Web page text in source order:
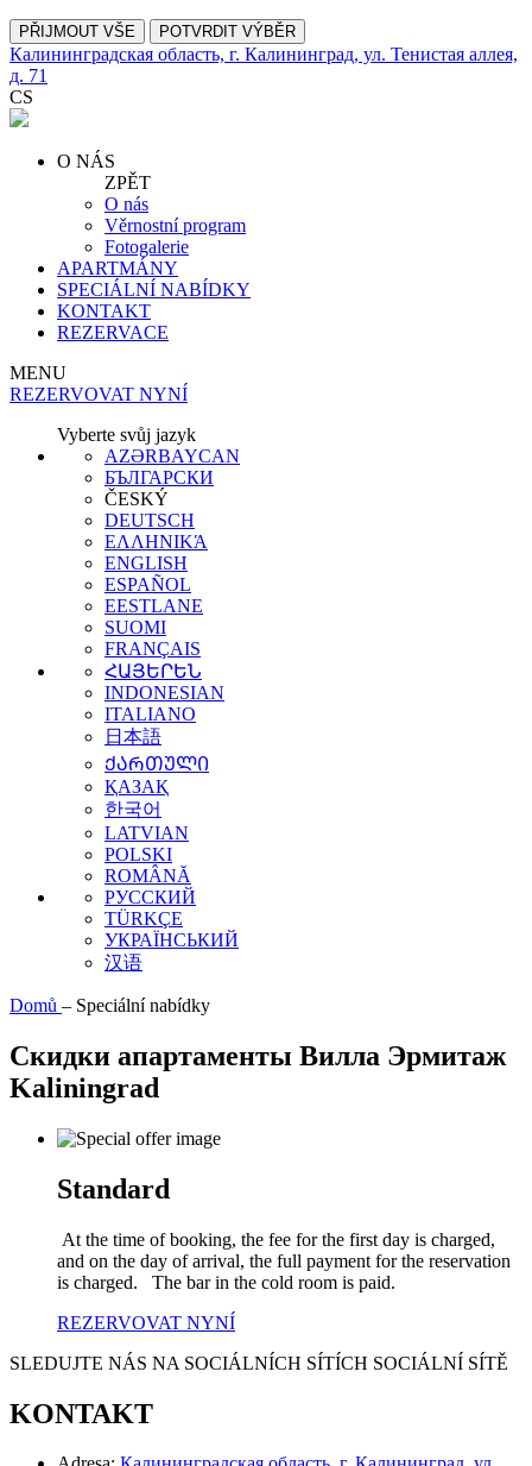
PŘIJMOUT VŠE POTVRDIT VÝBĚR
Калининградская область, г. Калининград, ул. Тенистая аллея,
д. 71
CS
O NÁS
ZPĚT
O nás
Věrnostní program
Fotogalerie
APARTMÁNY
SPECIÁLNÍ NABÍDKY
KONTAKT
REZERVACE
MENU
REZERVOVAT NYNÍ
Vyberte svůj jazyk
AZƏRBAYCAN
БЪЛГАРСКИ
ČESKÝ
DEUTSCH
ΕΛΛΗΝΙΚΆ
ENGLISH
ESPAÑOL
EESTLANE
SUOMI
FRANÇAIS
ՀԱՅԵՐԵՆ
INDONESIAN
ITALIANO
日本語
ᲥᲐᲠᲗᲣᲚᲘ
ҚАЗАҚ
한국어
LATVIAN
POLSKI
ROMÂNĂ
РУССКИЙ
TÜRKÇE
УКРАЇНСЬКИЙ
汉语
Domů – Speciální nabídky
Скидки апартаменты Вилла Эрмитаж
Kaliningrad
Standard
At the time of booking, the fee for the first day is charged,
and on the day of arrival, the full payment for the reservation
is charged. The bar in the cold room is paid.
REZERVOVAT NYNÍ
SLEDUJTE NÁS NA SOCIÁLNÍCH SÍTÍCH SOCIÁLNÍ SÍTĚ
KONTAKT